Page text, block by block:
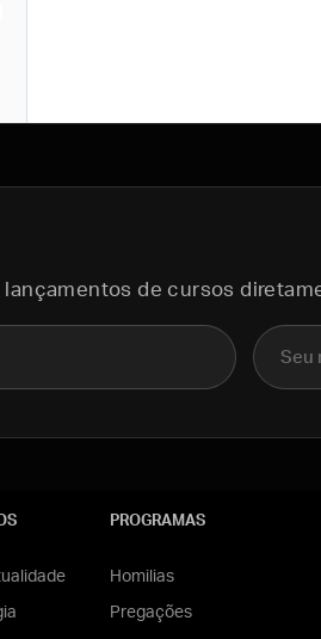
de cursos
E-mail
PROGRAMAS
Homilias
Pregações